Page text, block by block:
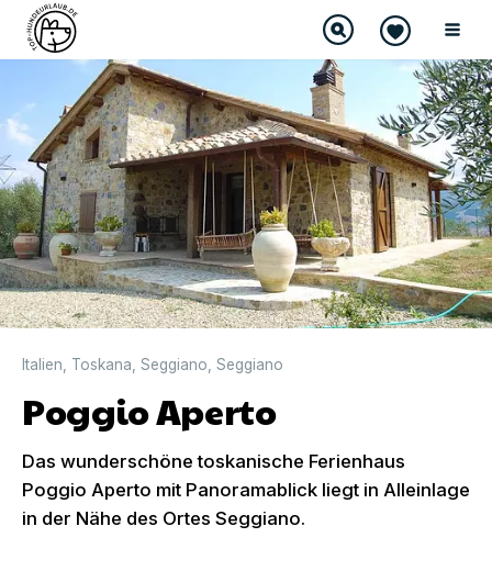
Italien Toskana Seggiano Seggiano
Poggio Aperto
Das wunderschöne toskanische Ferienhaus
Poggio Aperto mit Panoramablick liegt in Alleinlage
in der Nähe des Ortes Seggiano.